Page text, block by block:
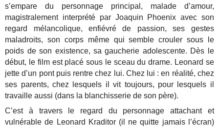
s’empare du personnage principal, malade d’amour,
magistralement interprété par Joaquin Phoenix avec son
regard mélancolique, enfiévré de passion, ses gestes
maladroits, son corps même qui semble crouler sous le
poids de son existence, sa gaucherie adolescente. Dès le
début, le film est placé sous le sceau du drame. Leonard se
jette d’un pont puis rentre chez lui. Chez lui : en réalité, chez
ses parents, chez lesquels il vit toujours, pour lesquels il
travaille aussi (dans la blanchisserie de son père).
C’est à travers le regard du personnage attachant et
vulnérable de Leonard Kraditor (il ne quitte jamais l’écran)